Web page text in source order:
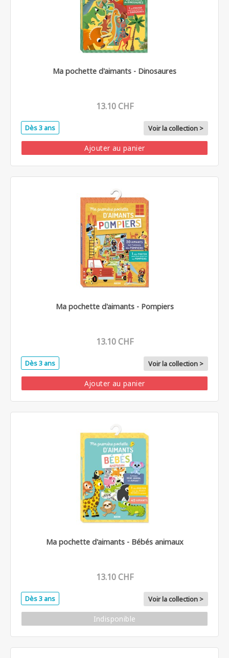
Ma pochette d'aimants - Dinosaures
13.10 CHF
Dès 3 ans Voir la collection >
Ajouter au panier
Ma pochette d'aimants - Pompiers
13.10 CHF
Dès 3 ans Voir la collection >
Ajouter au panier
Ma pochette d'aimants - Bébés animaux
13.10 CHF
Dès 3 ans Voir la collection >
Indisponible